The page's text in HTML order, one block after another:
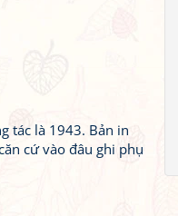
tác là 1943. Bản in
cứ vào đâu ghi phụ